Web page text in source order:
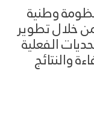
وطنية
خلال تطوير
الفعلية
والنتائج